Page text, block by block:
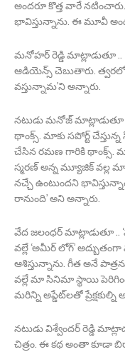
అందరూ కొత్త వారే
భావిస్తున్నాను. ఈ మూవీ
మనోహర్ రెడ్డి మాట్లాడుతూ
ఆడియెన్స్ చెబుతారు.
వస్తున్నామ’ని అన్నారు.
నటుడు మనోజ్ మాట్లాడుతూ
థాంక్స్. మాకు సపోర్ట్
చేసిన రమణ గారికి థాంక్స్.
స్మరణ్ అన్న మ్యూజిక్ వల్ల
నచ్చే ఉంటుందని
రానుంది’ అని అన్నారు.
వేద జలంధర్ మాట్లాడుతూ ..
వల్లే ‘అమీర్ లోగ్’
ఆశిస్తున్నాను. గీత అనే
వల్లే మా సినిమా స్థాయి
మరిన్ని అప్డేట్‌లతో
నటుడు విశ్వేందర్ రెడ్డి
చిత్రం. ఈ కథ అంతా కూడా